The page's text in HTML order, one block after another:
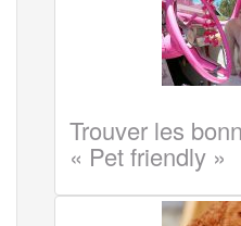
Trouver les
« Pet friendly »